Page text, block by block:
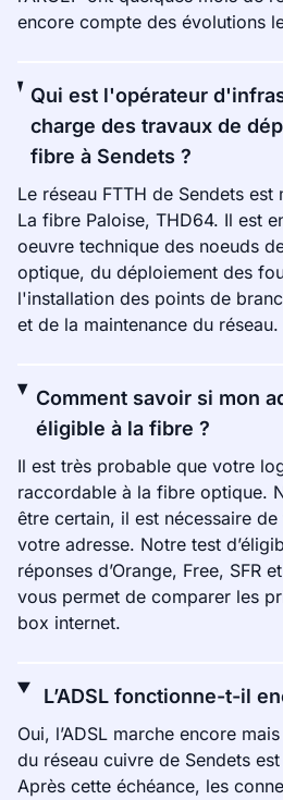
encore compte des évolutions
Qui est l'opérateur
charge des travaux de
fibre à Sendets ?
Le réseau FTTH de Sendets
La fibre Paloise, THD64. Il est
oeuvre technique des noeuds
optique, du déploiement des
l'installation des points de
et de la maintenance du réseau.
Comment savoir si mon
éligible à la fibre ?
Il est très probable que votre
raccordable à la fibre optique.
être certain, il est nécessaire de
votre adresse. Notre test
réponses d’Orange, Free, SFR
vous permet de comparer les
box internet.
L’ADSL fonctionne-t-il
Oui, l’ADSL marche encore
du réseau cuivre de Sendets
Après cette échéance, les